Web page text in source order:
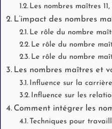
Les nombres maîtres
L’impact des nombres
Le rôle du nombre
Le rôle du nombre
Le rôle du nombre
Les nombres maîtres et
Influence sur la carrière
Influence sur les
Comment intégrer les
Techniques pour